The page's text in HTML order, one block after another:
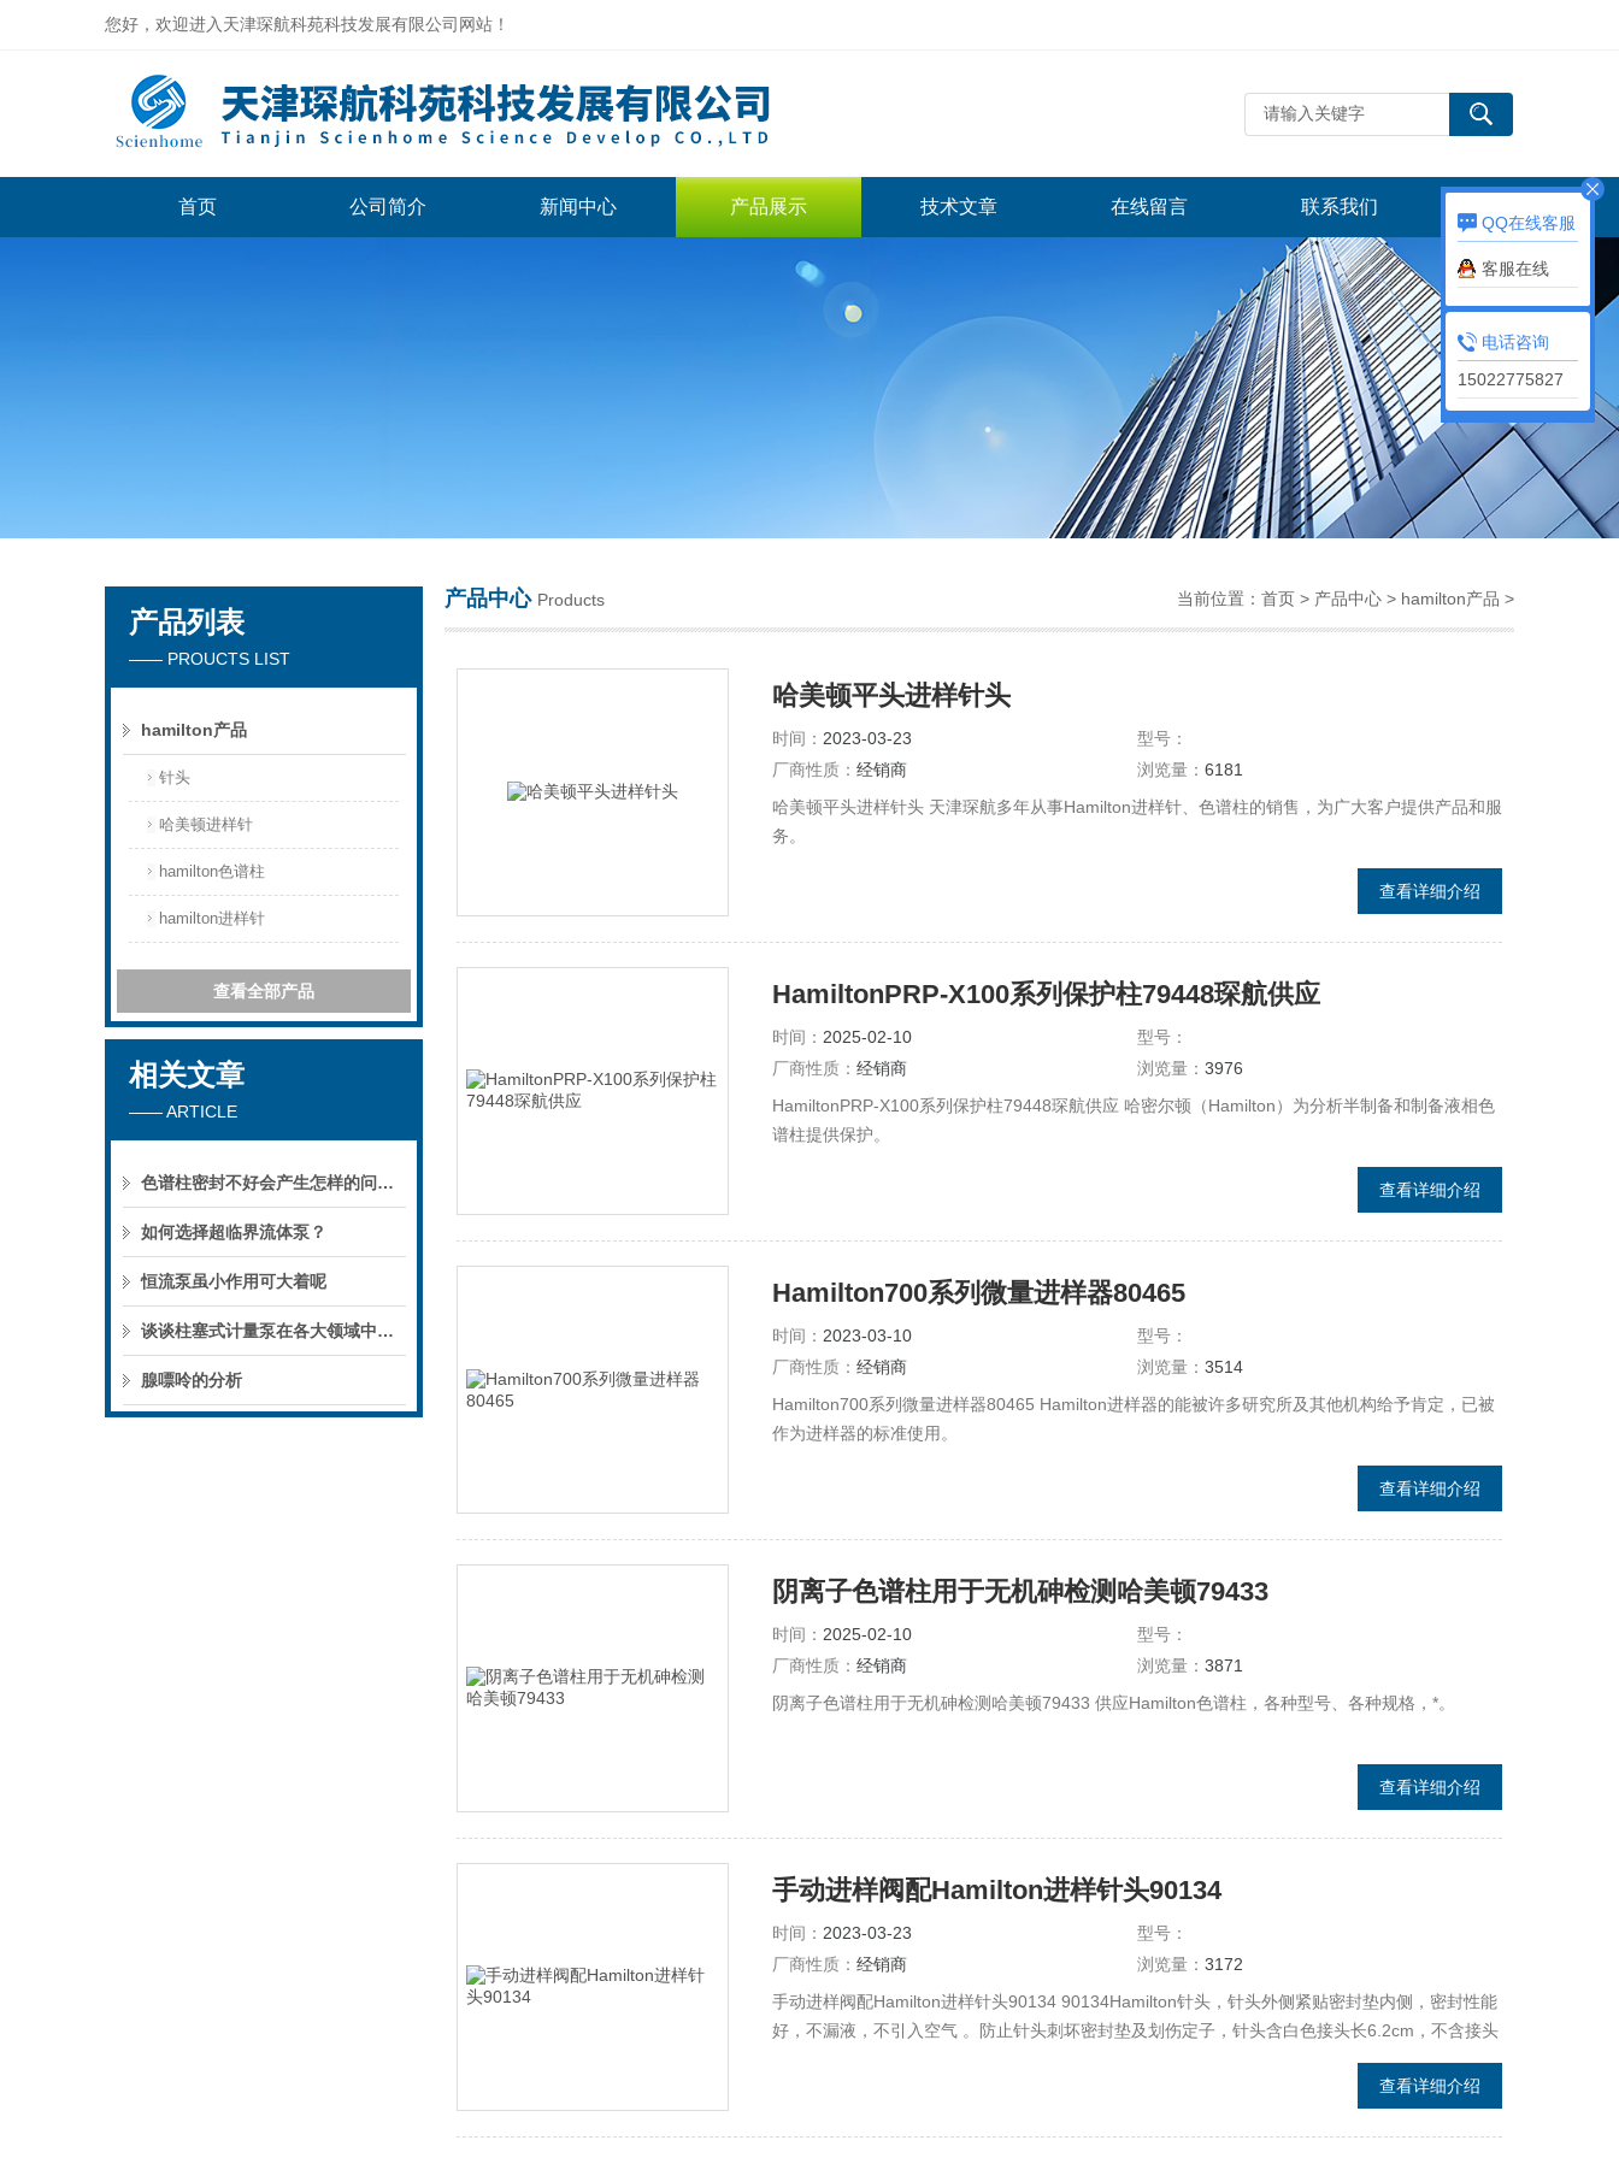
您好，欢迎进入天津琛航科苑科技发展有限公司网站！
天津琛航科苑科技发展有限公司
首页 公司简介 新闻中心 产品展示 技术文章 在线留言 联系我们
产品列表
—— PROUCTS LIST
hamilton产品
针头
哈美顿进样针
hamilton色谱柱
hamilton进样针
查看全部产品
相关文章
—— ARTICLE
色谱柱密封不好会产生怎样的问题？
如何选择超临界流体泵？
恒流泵虽小作用可大着呢
谈谈柱塞式计量泵在各大领域中的作用
腺嘌呤的分析
产品中心 Products 当前位置： 首页 > 产品中心 > hamilton产品 >
哈美顿平头进样针头
时间： 2023-03-23
型号：
厂商性质： 经销商 浏览量： 6181
哈美顿平头进样针头 天津琛航多年从事Hamilton进样针、色谱柱的销售，为广大客户提供产品和服
务。
查看详细介绍
HamiltonPRP-X100系列保护柱79448琛航供应
时间： 2025-02-10
型号：
厂商性质： 经销商 浏览量： 3976
HamiltonPRP-X100系列保护柱79448琛航供应 哈密尔顿（Hamilton）为分析半制备和制备液相色
谱柱提供保护。
查看详细介绍
Hamilton700系列微量进样器80465
时间： 2023-03-10
型号：
厂商性质： 经销商 浏览量： 3514
Hamilton700系列微量进样器80465 Hamilton进样器的能被许多研究所及其他机构给予肯定，已被
作为进样器的标准使用。
查看详细介绍
阴离子色谱柱用于无机砷检测哈美顿79433
时间： 2025-02-10
型号：
厂商性质： 经销商 浏览量： 3871
阴离子色谱柱用于无机砷检测哈美顿79433 供应Hamilton色谱柱，各种型号、各种规格，*。
查看详细介绍
手动进样阀配Hamilton进样针头90134
时间： 2023-03-23
型号：
厂商性质： 经销商 浏览量： 3172
手动进样阀配Hamilton进样针头90134 90134Hamilton针头，针头外侧紧贴密封垫内侧，密封性能
好，不漏液，不引入空气 。防止针头刺坏密封垫及划伤定子，针头含白色接头长6.2cm，不含接头
查看详细介绍
QQ在线客服
客服在线
电话咨询
15022775827